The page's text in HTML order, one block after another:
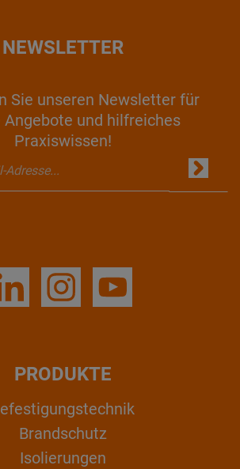
NEWSLETTER
Sie unseren Newsletter für
Angebote und hilfreiches
Praxiswissen!
PRODUKTE
Brandschutz
Isolierungen